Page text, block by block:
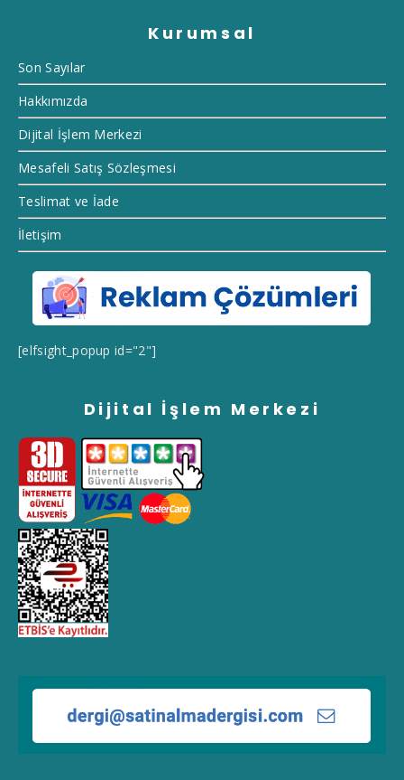
Kurumsal
Son Sayılar
Hakkımızda
Dijital İşlem Merkezi
Mesafeli Satış Sözleşmesi
Teslimat ve İade
İletişim
[elfsight_popup id="2"]
Dijital İşlem Merkezi